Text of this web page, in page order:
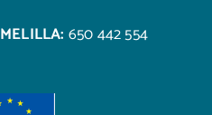
650 442 554